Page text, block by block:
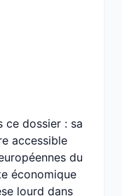
ce dossier : sa
accessible
du
économique
lourd dans